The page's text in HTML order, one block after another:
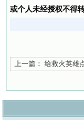
或个人未经授权不得
上一篇： 给救火英雄